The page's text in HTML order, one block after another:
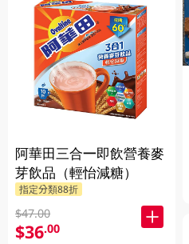
阿華田三合一即飲營養麥
芽飲品（輕怡減糖）
指定分類88折
$47.00
$36.00